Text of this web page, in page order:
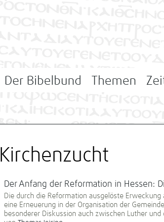
Der Bibelbund Themen
Kirchenzucht
Der Anfang der Reformation in Hessen:
Die durch die Reformation ausgelöste
eine Erneuerung in der Organisation der
besonderer Diskussion auch zwischen Luther